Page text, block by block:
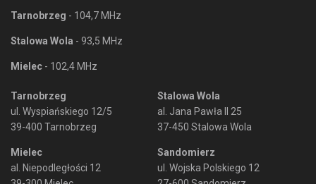
Tarnobrzeg - 104,7 MHz
Stalowa Wola - 93,5 MHz
Mielec - 102,4 MHz
Tarnobrzeg
ul. Wyspiańskiego 12/5
39-400 Tarnobrzeg
Mielec
al. Niepodległości 12
Stalowa Wola
al. Jana Pawła II 25
37-450 Stalowa Wola
Sandomierz
ul. Wojska Polskiego 12